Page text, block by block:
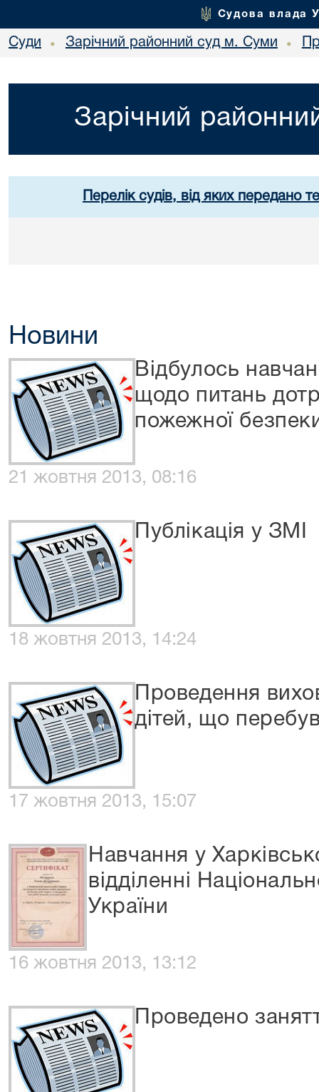
Судова влада
Суди • Зарічний районний суд м. Суми •
Зарічний
Перелік судів, від яких передано
Новини
Відбулось
щодо питань
пожежної
21 жовтня 2013, 08:16
Публікація у ЗМІ
18 жовтня 2013, 14:24
Проведення
дітей, що
17 жовтня 2013, 15:07
Навчання у
відділенні
України
16 жовтня 2013, 13:12
Проведено